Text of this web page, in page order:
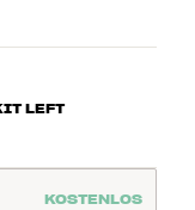
LEFT
KOSTENLOS